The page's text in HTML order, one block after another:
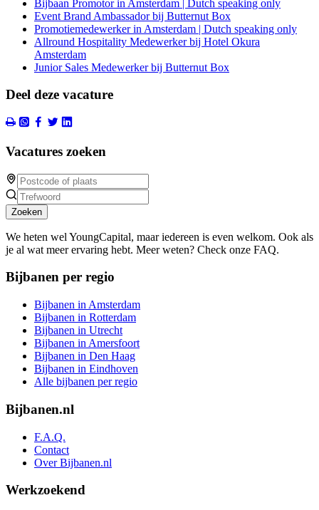
Bijbaan Promotor in Amsterdam | Dutch speaking only
Event Brand Ambassador bij Butternut Box
Promotiemedewerker in Amsterdam | Dutch speaking only
Allround Hospitality Medewerker bij Hotel Okura
Amsterdam
Junior Sales Medewerker bij Butternut Box
Deel deze vacature
Vacatures zoeken
Zoeken
We heten wel YoungCapital, maar iedereen is even welkom. Ook als
je al wat meer ervaring hebt. Meer weten? Check onze FAQ.
Bijbanen per regio
Bijbanen in Amsterdam
Bijbanen in Rotterdam
Bijbanen in Utrecht
Bijbanen in Amersfoort
Bijbanen in Den Haag
Bijbanen in Eindhoven
Alle bijbanen per regio
Bijbanen.nl
F.A.Q.
Contact
Over Bijbanen.nl
Werkzoekend